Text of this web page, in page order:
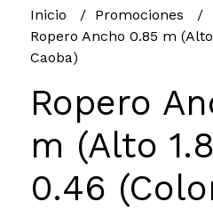
Inicio
Promociones
Ropero Ancho 0.85 m
Caoba)
Ropero
m (Alto
0.46